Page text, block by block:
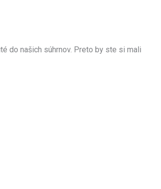
do našich súhrnov. Preto by ste si mali